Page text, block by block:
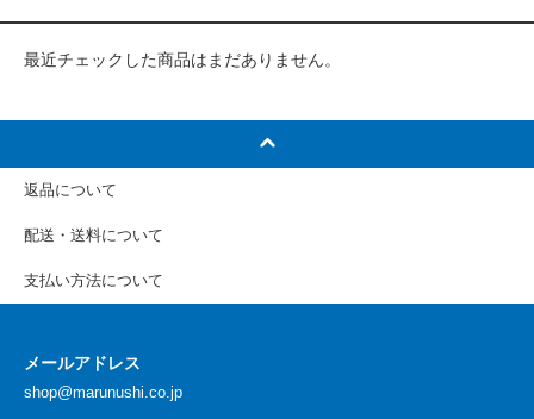
最近チェックした商品はまだありません。
返品について
配送・送料について
支払い方法について
メールアドレス
shop@marunushi.co.jp